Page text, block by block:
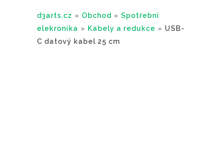
d3arts.cz » Obchod » Spotřební
elekronika » Kabely a redukce » USB-
C datový kabel 25 cm